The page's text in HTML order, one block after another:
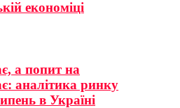
економіці
а попит на
аналітика ринку
в Україні